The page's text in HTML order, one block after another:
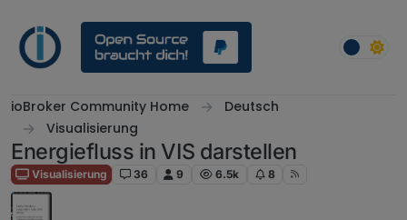
ioBroker Community Home
Deutsch
Visualisierung
Energiefluss in VIS darstellen
Visualisierung 36 9 6.5k 8